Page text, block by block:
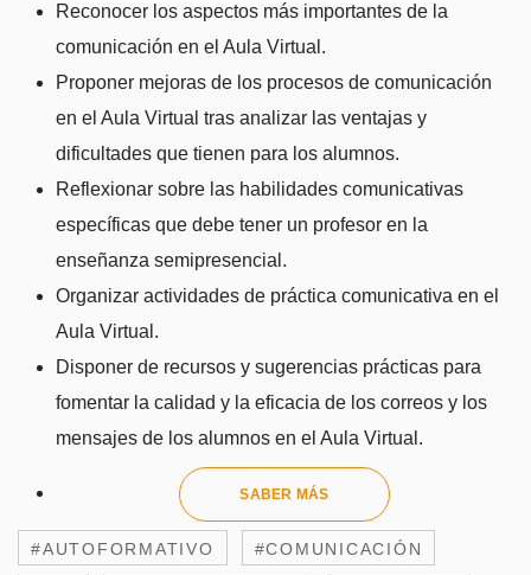
Reconocer los aspectos más importantes de la
comunicación en el Aula Virtual.
Proponer mejoras de los procesos de comunicación
en el Aula Virtual tras analizar las ventajas y
dificultades que tienen para los alumnos.
Reflexionar sobre las habilidades comunicativas
específicas que debe tener un profesor en la
enseñanza semipresencial.
Organizar actividades de práctica comunicativa en el
Aula Virtual.
Disponer de recursos y sugerencias prácticas para
fomentar la calidad y la eficacia de los correos y los
mensajes de los alumnos en el Aula Virtual.
SABER MÁS
#AUTOFORMATIVO #COMUNICACIÓN